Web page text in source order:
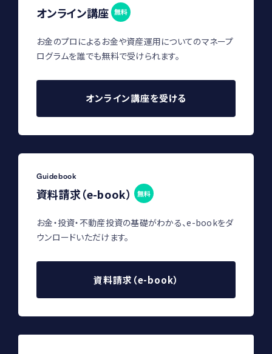
オンライン講座 無料
お金のプロによるお金や資産運用についてのマネープ
ログラムを誰でも無料で受けられます。
オンライン講座を受ける
Guidebook
資料請求（e-book） 無料
お金・投資・不動産投資の基礎がわかる、e-bookをダ
ウンロードいただけます。
資料請求（e-book）